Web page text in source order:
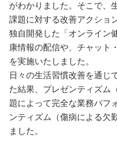
がわかりました。そこで、
課題に対する改善アクショ
独自開発した「オンライン
康情報の配信や、チャット
を実施いたしました。
日々の生活習慣改善を通じ
た結果、プレゼンティズム
題によって完全な業務パフ
ンティズム（傷病による欠
ました。